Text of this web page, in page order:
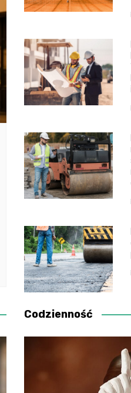
Codzienność